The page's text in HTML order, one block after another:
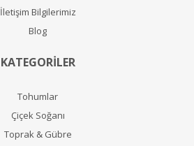
İletişim Bilgilerimiz
Blog
KATEGORİLER
Tohumlar
Çiçek Soğanı
Toprak & Gübre